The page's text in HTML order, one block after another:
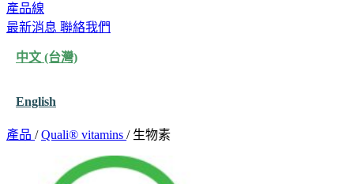
產品線
最新消息 聯絡我們
中文 (台灣)
English
產品 / Quali® vitamins / 生物素